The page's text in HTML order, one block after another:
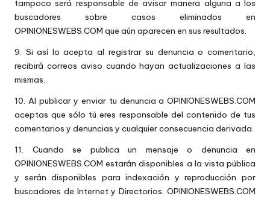
tampoco será responsable de avisar manera alguna a los
buscadores sobre casos eliminados en
OPINIONESWEBS.COM que aún aparecen en sus resultados.
9. Si así lo acepta al registrar su denuncia o comentario,
recibirá correos aviso cuando hayan actualizaciones a las
mismas.
10. Al publicar y enviar tu denuncia a OPINIONESWEBS.COM
aceptas que sólo tú eres responsable del contenido de tus
comentarios y denuncias y cualquier consecuencia derivada.
11. Cuando se publica un mensaje o denuncia en
OPINIONESWEBS.COM estarán disponibles a la vista pública
y serán disponibles para indexación y reproducción por
buscadores de Internet y Directorios. OPINIONESWEBS.COM